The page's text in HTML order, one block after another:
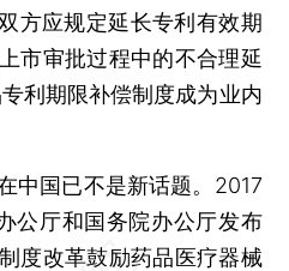
方应规定延长专利有效期
市审批过程中的不合理延
利期限补偿制度成为业内
国已不是新话题。2017
公厅和国务院办公厅发布
度改革鼓励药品医疗器械